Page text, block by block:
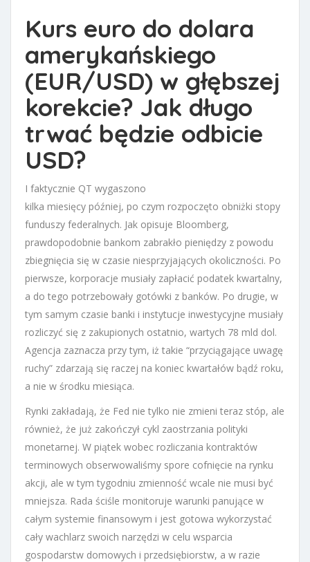
Kurs euro do dolara
amerykańskiego
(EUR/USD) w głębszej
korekcie? Jak długo
trwać będzie odbicie
USD?
I faktycznie QT wygaszono
kilka miesięcy później, po czym rozpoczęto obniżki stopy
funduszy federalnych. Jak opisuje Bloomberg,
prawdopodobnie bankom zabrakło pieniędzy z powodu
zbiegnięcia się w czasie niesprzyjających okoliczności. Po
pierwsze, korporacje musiały zapłacić podatek kwartalny,
a do tego potrzebowały gotówki z banków. Po drugie, w
tym samym czasie banki i instytucje inwestycyjne musiały
rozliczyć się z zakupionych ostatnio, wartych 78 mld dol.
Agencja zaznacza przy tym, iż takie “przyciągające uwagę
ruchy” zdarzają się raczej na koniec kwartałów bądź roku,
a nie w środku miesiąca.
Rynki zakładają, że Fed nie tylko nie zmieni teraz stóp, ale
również, że już zakończył cykl zaostrzania polityki
monetarnej. W piątek wobec rozliczania kontraktów
terminowych obserwowaliśmy spore cofnięcie na rynku
akcji, ale w tym tygodniu zmienność wcale nie musi być
mniejsza. Rada ściśle monitoruje warunki panujące w
całym systemie finansowym i jest gotowa wykorzystać
cały wachlarz swoich narzędzi w celu wsparcia
gospodarstw domowych i przedsiębiorstw, a w razie